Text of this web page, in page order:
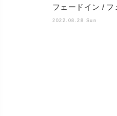
フェードイン / フ
2022.08.28 Sun